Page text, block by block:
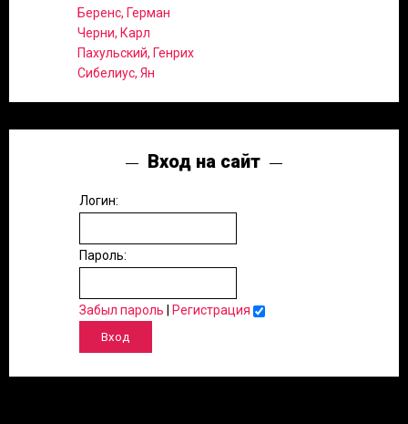
Беренс, Герман
Черни, Карл
Пахульский, Генрих
Сибелиус, Ян
Вход на сайт
Логин:
Пароль:
Забыл пароль Регистрация